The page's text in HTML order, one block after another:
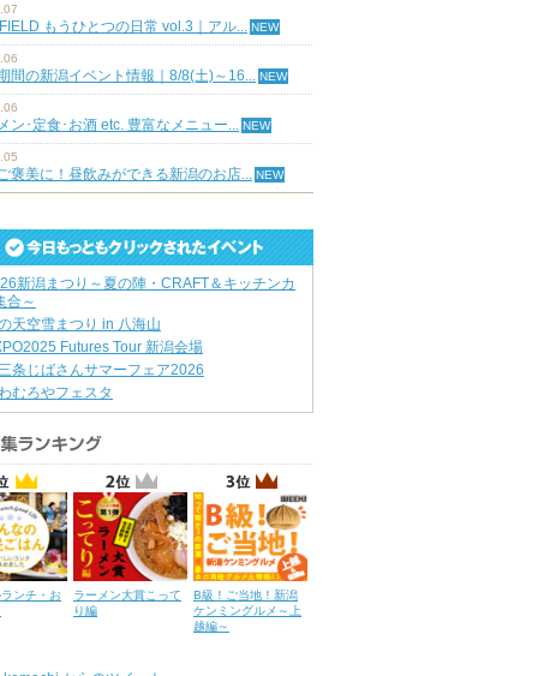
もうひとつの日常 vol.3｜アル...
間の新潟イベント情報｜8/8(土)～16...
ン･定食･お酒 etc. 豊富なメニュー...
褒美に！昼飲みができる新潟のお店...
新潟まつり～夏の陣・CRAFT＆キッチンカ
合～
天空雪まつり in 八海山
Futures Tour 新潟会場
条じばさんサマーフェア2026
むろやフェスタ
ンチ・お
ラーメン大賞こって
り編
B級！ご当地！新潟
ケンミングルメ～上
越編～